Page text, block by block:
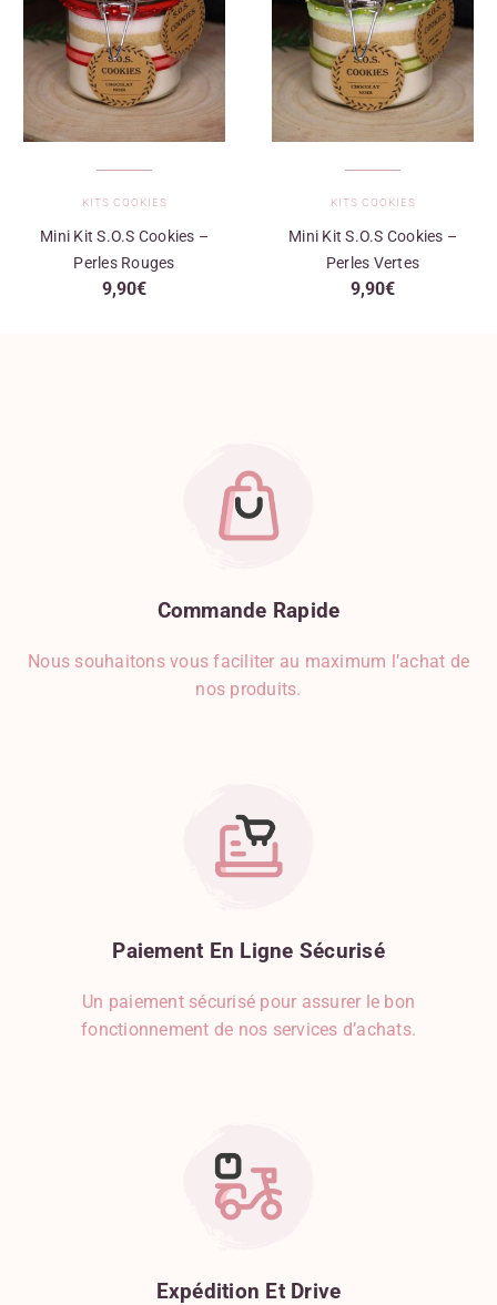
KITS COOKIES
Mini Kit S.O.S Cookies –
Perles Rouges
9,90€
KITS COOKIES
Mini Kit S.O.S Cookies –
Perles Vertes
9,90€
Commande Rapide
Nous souhaitons vous faciliter au maximum l’achat de
nos produits.
Paiement En Ligne Sécurisé
Un paiement sécurisé pour assurer le bon
fonctionnement de nos services d’achats.
Expédition Et Drive